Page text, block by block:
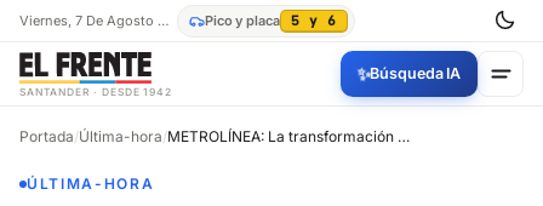
Viernes, 7 De Agosto De 2026 Pico y placa 5 y 6
SANTANDER · DESDE 1942
✨Búsqueda IA
Portada/Última-hora/ METROLÍNEA: La transformación silenciosa (1)
ÚLTIMA-HORA